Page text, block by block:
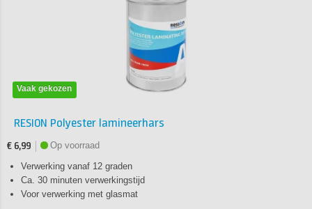
Vaak gekozen
RESION Polyester lamineerhars
€ 6,99
Op voorraad
Verwerking vanaf 12 graden
Ca. 30 minuten verwerkingstijd
Voor verwerking met glasmat